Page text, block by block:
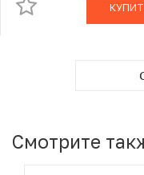
Смотрите